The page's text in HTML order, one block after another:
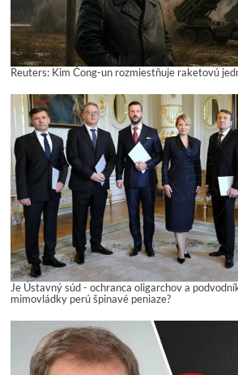
Reuters: Kim Čong-un rozmiestňuje raketovú
Je Ústavný súd - ochranca oligarchov a
mimovládky perú špinavé peniaze?